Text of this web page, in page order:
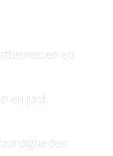
en
en juist